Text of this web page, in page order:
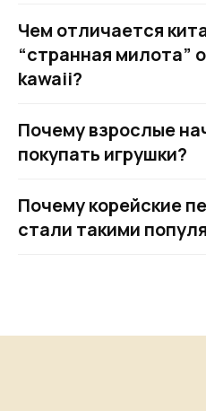
Чем отличается
“странная милота”
kawaii?
Почему взрослые
покупать игрушки?
Почему корейские
стали такими